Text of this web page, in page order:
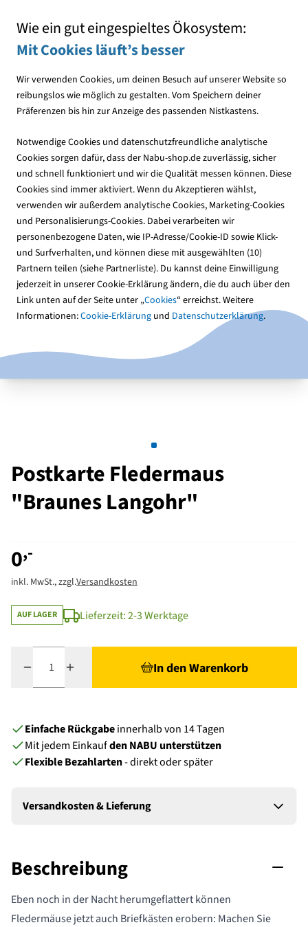
Wie ein gut eingespieltes Ökosystem:
Mit Cookies läuft’s besser
Wir verwenden Cookies, um deinen Besuch auf unserer Website so
reibungslos wie möglich zu gestalten. Vom Speichern deiner
Präferenzen bis hin zur Anzeige des passenden Nistkastens.
Notwendige Cookies und datenschutzfreundliche analytische
Cookies sorgen dafür, dass der Nabu-shop.de zuverlässig, sicher
und schnell funktioniert und wir die Qualität messen können. Diese
Cookies sind immer aktiviert. Wenn du Akzeptieren wählst,
verwenden wir außerdem analytische Cookies, Marketing-Cookies
und Personalisierungs-Cookies. Dabei verarbeiten wir
personenbezogene Daten, wie IP-Adresse/Cookie-ID sowie Klick-
und Surfverhalten, und können diese mit ausgewählten (10)
Partnern teilen (siehe Partnerliste). Du kannst deine Einwilligung
jederzeit in unserer Cookie-Erklärung ändern, die du auch über den
Link unten auf der Seite unter „Cookies“ erreichst. Weitere
Informationen:Cookie-Erklärung und Datenschutzerklärung.
Publikationen NABU-Publikationen Aktionen & Projekte
Postkarte Fledermaus
"Braunes Langohr"
0,-
inkl. MwSt., zzgl.Versandkosten
AUF LAGER Lieferzeit: 2-3 Werktage
In den Warenkorb
Einfache Rückgabeinnerhalb von 14 Tagen
Mit jedem Einkaufden NABU unterstützen
Flexible Bezahlarten- direkt oder später
Versandkosten & Lieferung
Beschreibung
Eben noch in der Nacht herumgeflattert können
Fledermäuse jetzt auch Briefkästen erobern: Machen Sie